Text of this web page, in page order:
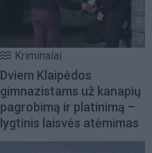
Kriminalai
Dviem Klaipėdos
gimnazistams už kanapių
pagrobimą ir platinimą –
lygtinis laisvės atėmimas